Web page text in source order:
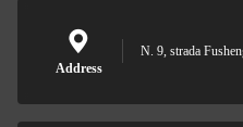
Address
N. 9, strada